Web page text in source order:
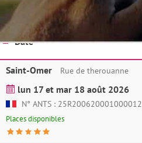
Date
Saint-Omer Rue de therouanne
lun 17 et mar 18 août 2026
N° ANTS : 25R200620001000012
Places disponibles